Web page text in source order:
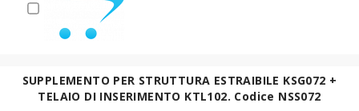
SUPPLEMENTO PER STRUTTURA ESTRAIBILE KSG072 +
TELAIO DI INSERIMENTO KTL102. Codice NSS072